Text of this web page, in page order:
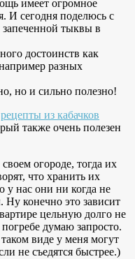
имеет огромное
И сегодня поделюсь с
тыквы в
достоинств как
разных
но и сильно полезно!
рецепты из кабачков
также очень полезен
огороде, тогда их
что хранить их
у нас они ни когда не
конечно это зависит
цельную долго не
думаю запросто.
виде у меня могут
не съедятся быстрее.)